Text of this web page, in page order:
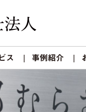
ス 事例紹介